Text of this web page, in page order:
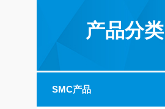
产品分类
SMC产品